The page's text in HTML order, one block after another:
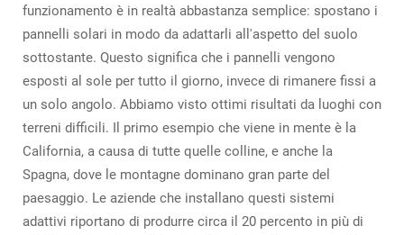
funzionamento è in realtà abbastanza semplice: spostano i
pannelli solari in modo da adattarli all'aspetto del suolo
sottostante. Questo significa che i pannelli vengono
esposti al sole per tutto il giorno, invece di rimanere fissi a
un solo angolo. Abbiamo visto ottimi risultati da luoghi con
terreni difficili. Il primo esempio che viene in mente è la
California, a causa di tutte quelle colline, e anche la
Spagna, dove le montagne dominano gran parte del
paesaggio. Le aziende che installano questi sistemi
adattivi riportano di produrre circa il 20 percento in più di